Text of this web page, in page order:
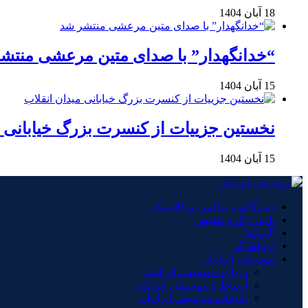
18 آبان 1404
“خدانگهدار” با صدای متین مرعشی
15 آبان 1404
نخستین جزییات از کنسرت بزرگ خیابانی
15 آبان 1404
دستگاهی، مقامی و کلاسیک
پاپ، راک و تلفیقی
آلبوم‌ها
ارتباط گر
موسیقی ایرانیان
درباره موسیقی ایرانیان
ارتباط با موسیقی ایرانیان
تبلیغات موسیقی ایرانیان